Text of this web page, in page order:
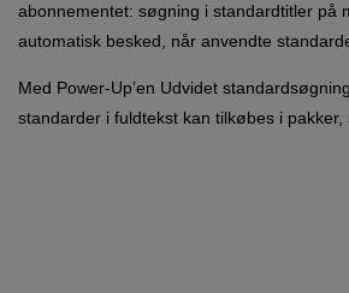
abonnementet: søgning i standardtitler på
automatisk besked, når anvendte
Med Power-Up’en Udvidet
standarder i fuldtekst kan tilkøbes i pakker,